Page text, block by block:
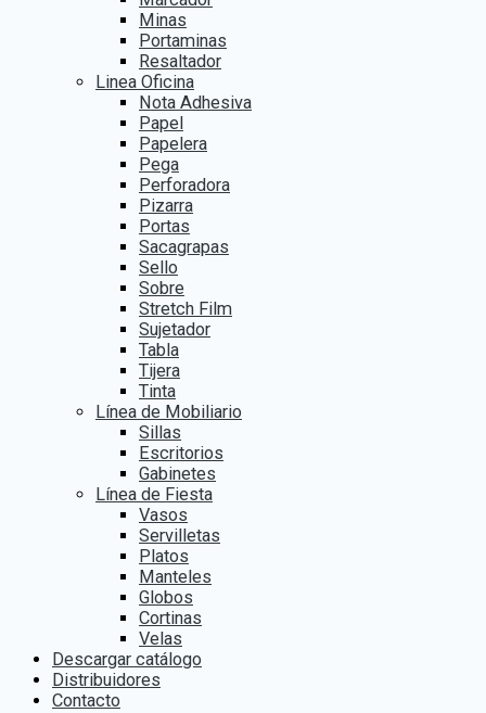
Minas
Portaminas
Resaltador
Linea Oficina
Nota Adhesiva
Papel
Papelera
Pega
Perforadora
Pizarra
Portas
Sacagrapas
Sello
Sobre
Stretch Film
Sujetador
Tabla
Tijera
Tinta
Línea de Mobiliario
Sillas
Escritorios
Gabinetes
Línea de Fiesta
Vasos
Servilletas
Platos
Manteles
Globos
Cortinas
Velas
Descargar catálogo
Distribuidores
Contacto